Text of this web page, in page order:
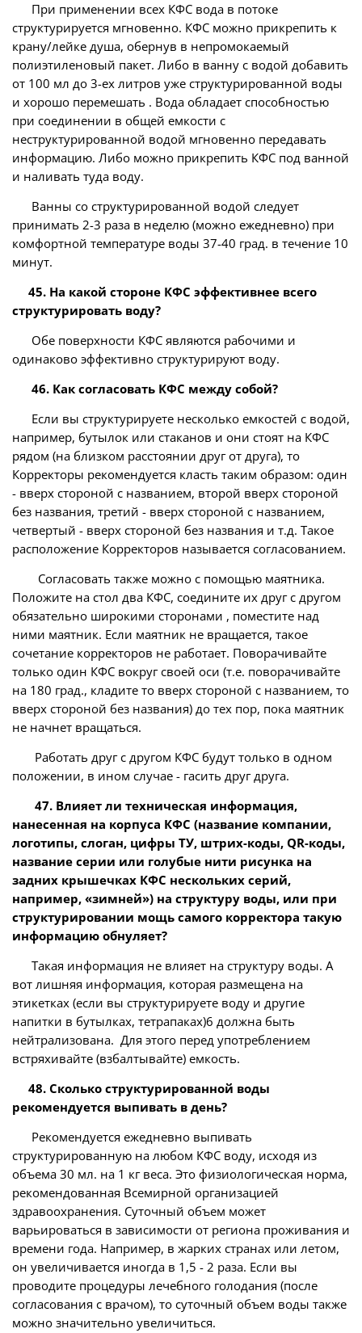
При применении всех КФС вода в потоке
структурируется мгновенно. КФС можно прикрепить к
крану/лейке душа, обернув в непромокаемый
полиэтиленовый пакет. Либо в ванну с водой добавить
от 100 мл до 3-ех литров уже структурированной воды
и хорошо перемешать . Вода обладает способностью
при соединении в общей емкости с
неструктурированной водой мгновенно передавать
информацию. Либо можно прикрепить КФС под ванной
и наливать туда воду.
Ванны со структурированной водой следует
принимать 2-3 раза в неделю (можно ежедневно) при
комфортной температуре воды 37-40 град. в течение 10
минут.
45. На какой стороне КФС эффективнее всего
структурировать воду?
Обе поверхности КФС являются рабочими и
одинаково эффективно структурируют воду.
46. Как согласовать КФС между собой?
Если вы структурируете несколько емкостей с водой,
например, бутылок или стаканов и они стоят на КФС
рядом (на близком расстоянии друг от друга), то
Корректоры рекомендуется класть таким образом: один
- вверх стороной с названием, второй вверх стороной
без названия, третий - вверх стороной с названием,
четвертый - вверх стороной без названия и т.д. Такое
расположение Корректоров называется согласованием.
Согласовать также можно с помощью маятника.
Положите на стол два КФС, соедините их друг с другом
обязательно широкими сторонами , поместите над
ними маятник. Если маятник не вращается, такое
сочетание корректоров не работает. Поворачивайте
только один КФС вокруг своей оси (т.е. поворачивайте
на 180 град., кладите то вверх стороной с названием, то
вверх стороной без названия) до тех пор, пока маятник
не начнет вращаться.
Работать друг с другом КФС будут только в одном
положении, в ином случае - гасить друг друга.
47. Влияет ли техническая информация,
нанесенная на корпуса КФС (название компании,
логотипы, слоган, цифры ТУ, штрих-коды, QR-коды,
название серии или голубые нити рисунка на
задних крышечках КФС нескольких серий,
например, «зимней») на структуру воды, или при
структурировании мощь самого корректора такую
информацию обнуляет?
Такая информация не влияет на структуру воды. А
вот лишняя информация, которая размещена на
этикетках (если вы структурируете воду и другие
напитки в бутылках, тетрапаках)6 должна быть
нейтрализована. Для этого перед употреблением
встряхивайте (взбалтывайте) емкость.
48. Сколько структурированной воды
рекомендуется выпивать в день?
Рекомендуется ежедневно выпивать
структурированную на любом КФС воду, исходя из
объема 30 мл. на 1 кг веса. Это физиологическая норма,
рекомендованная Всемирной организацией
здравоохранения. Суточный объем может
варьироваться в зависимости от региона проживания и
времени года. Например, в жарких странах или летом,
он увеличивается иногда в 1,5 - 2 раза. Если вы
проводите процедуры лечебного голодания (после
согласования с врачом), то суточный объем воды также
можно значительно увеличиться.